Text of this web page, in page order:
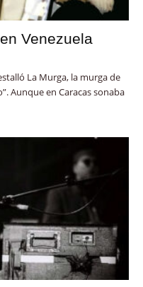
Venezuela
La Murga, la murga de
Aunque en Caracas sonaba